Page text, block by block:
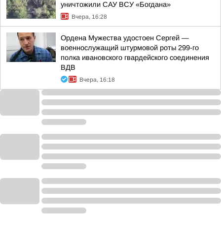
уничтожили САУ ВСУ «Богдана»
Вчера, 16:28
Ордена Мужества удостоен Сергей —
военнослужащий штурмовой роты 299-го
полка ивановского гвардейского соединения
ВДВ
Вчера, 16:18